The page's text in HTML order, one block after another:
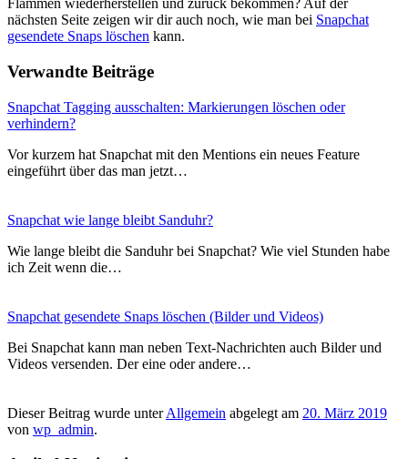
Flammen wiederherstellen und zurück bekommen? Auf der
nächsten Seite zeigen wir dir auch noch, wie man bei Snapchat
gesendete Snaps löschen kann.
Verwandte Beiträge
Snapchat Tagging ausschalten: Markierungen löschen oder
verhindern?
Vor kurzem hat Snapchat mit den Mentions ein neues Feature
eingeführt über das man jetzt…
Snapchat wie lange bleibt Sanduhr?
Wie lange bleibt die Sanduhr bei Snapchat? Wie viel Stunden habe
ich Zeit wenn die…
Snapchat gesendete Snaps löschen (Bilder und Videos)
Bei Snapchat kann man neben Text-Nachrichten auch Bilder und
Videos versenden. Der eine oder andere…
Dieser Beitrag wurde unterAllgemein abgelegt am 20. März 2019
von wp_admin.